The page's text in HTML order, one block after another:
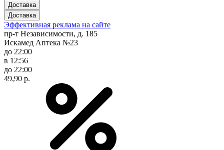
Доставка
Доставка
Эффективная реклама на сайте
пр-т Независимости, д. 185
Искамед Аптека №23
до 22:00
в 12:56
до 22:00
49,90 р.